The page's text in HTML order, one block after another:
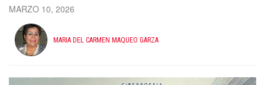
MARZO 10, 2026
MARIA DEL CARMEN MAQUEO GARZA